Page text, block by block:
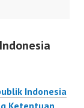
Indonesia
Ketentuan